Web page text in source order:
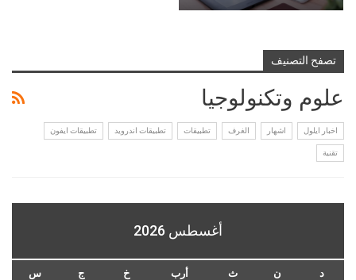
تصفح التصنيف
علوم وتكنولوجيا
اخبار ايلول اشهار الغرف تطبيقات تطبيقات اندرويد تطبيقات ايفون
تقنية
أغسطس 2026
د ن ث أرب خ ج
س